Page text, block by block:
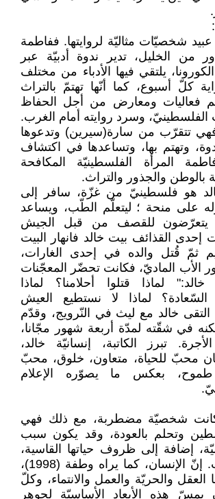
عبيد شخصيّات مثاليّة لروايتها. ففاطمة
من الخليل، تدير ندوة أدبيّة عبر
يلتقي فيها الأدباء من مختلف
كلّ أسبوع، كما أنّها تهتمّ بالتراث
فعاليات ومعارض من أجل الحفاظ
وسرد روايته أمام الغرب.
تتقرّب من سارة(سيرين) وتدعوها
وتهتم بها، وتساعدها في اكتشاف
المرأة الفلسطينيّة المكافحة
بالوطن والجذور والتراث.
هو فلسطينيّ من غزّة، سافر إلى
على منحة ؛ ليتعلّم الطّب، ويساعد
يتعرّضون للقصف من قبل الجيش
إحدى القذائف بيت خالد فانهار البيت
ثمّ قُتل والده في إحدى الغارات،
الأب الماديّ، فكانت تحضّر المعجّنات
خالد:" لماذا قتلوا أحلامنا؟ لماذا
السّعادة؟ لماذا لا نستطيع العيش
ص 91. التقى خالد مع ليث في النّرويج، وقدّم
في شقّته لمدّة أربعة شهور مجّانا،
تبرز الكاتبة، إنسانيّة خالد،
محبّ للحياة، متعاون، خلوق، محبّ
طموح، بعكس ما يصوّره الإعلام
كانت شخصيّة مضطربة، مع ذلك فهي
وتحلم بالعودة، وقد يكون سبب
إضافة إلى ظروف حياتها القاسية،
شعورها بالاغتراب. إنّ الإنسان، كما يراه وطفة (1998)،
العقل والحريّة والعمل والانتماء، وكلّ
هذه الأبعاد الأساسيّة لجوهر